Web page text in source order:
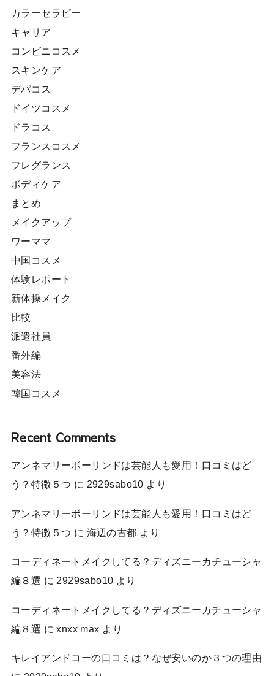
カラーセラピー
キャリア
コンビニコスメ
スキンケア
デパコス
ドイツコスメ
ドラコス
フランスコスメ
フレグランス
ボディケア
まとめ
メイクアップ
ワーママ
中国コスメ
体験レポート
新体操メイク
比較
派遣社員
番外編
美容法
韓国コスメ
Recent Comments
アンネマリーボーリンドは芸能人も愛用！口コミはど
う？特徴５つ に 2929sabo10 より
アンネマリーボーリンドは芸能人も愛用！口コミはど
う？特徴５つ に 海辺の古都 より
コーディネートメイクしてる？ディズニーカチューシャ
編８選 に 2929sabo10 より
コーディネートメイクしてる？ディズニーカチューシャ
編８選 にxnxx max より
キレイアンドコーの口コミは？なぜ安いのか３つの理由